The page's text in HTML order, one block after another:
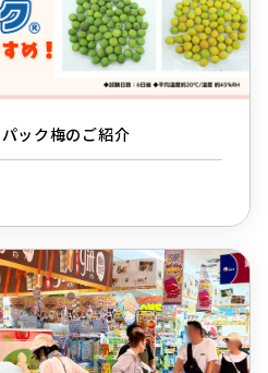
ック梅のご紹介